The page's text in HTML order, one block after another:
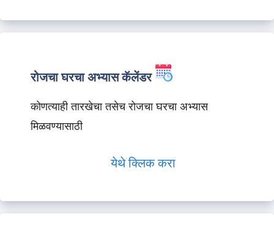
रोजचा घरचा अभ्यास कॅलेंडर
कोणत्याही तारखेचा तसेच रोजचा घरचा अभ्यास
मिळवण्यासाठी
येथे क्लिक करा